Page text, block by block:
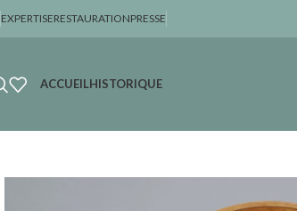
EXPERTISERESTAURATIONPRESSE
ACCUEILHISTORIQUE